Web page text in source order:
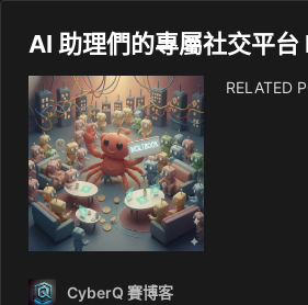
AI 助理們的專屬社交平
RELATED
CyberQ 賽博客